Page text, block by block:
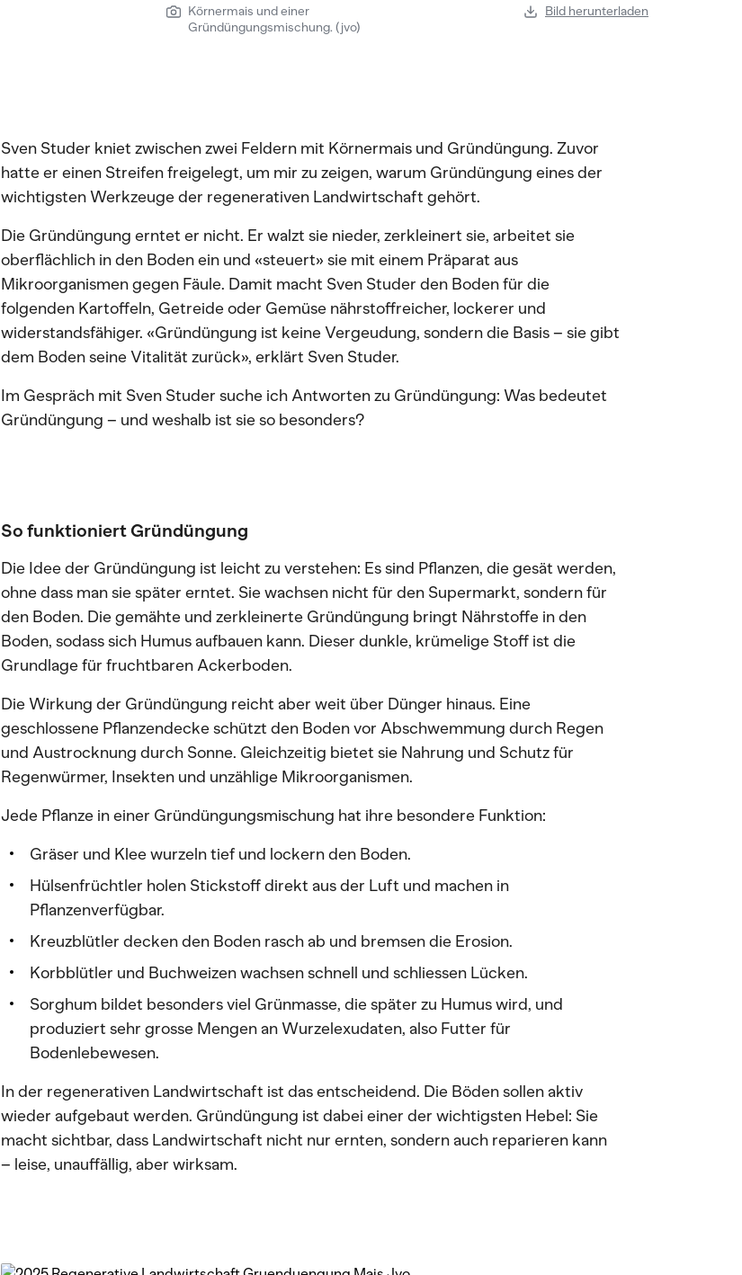
Körnermais und einer
Gründüngungsmischung. (jvo)
Bild herunterladen
Sven Studer kniet zwischen zwei Feldern mit Körnermais und Gründüngung. Zuvor
hatte er einen Streifen freigelegt, um mir zu zeigen, warum Gründüngung eines der
wichtigsten Werkzeuge der regenerativen Landwirtschaft gehört.
Die Gründüngung erntet er nicht. Er walzt sie nieder, zerkleinert sie, arbeitet sie
oberflächlich in den Boden ein und «steuert» sie mit einem Präparat aus
Mikroorganismen gegen Fäule. Damit macht Sven Studer den Boden für die
folgenden Kartoffeln, Getreide oder Gemüse nährstoffreicher, lockerer und
widerstandsfähiger. «Gründüngung ist keine Vergeudung, sondern die Basis – sie gibt
dem Boden seine Vitalität zurück», erklärt Sven Studer.
Im Gespräch mit Sven Studer suche ich Antworten zu Gründüngung: Was bedeutet
Gründüngung – und weshalb ist sie so besonders?
So funktioniert Gründüngung
Die Idee der Gründüngung ist leicht zu verstehen: Es sind Pflanzen, die gesät werden,
ohne dass man sie später erntet. Sie wachsen nicht für den Supermarkt, sondern für
den Boden. Die gemähte und zerkleinerte Gründüngung bringt Nährstoffe in den
Boden, sodass sich Humus aufbauen kann. Dieser dunkle, krümelige Stoff ist die
Grundlage für fruchtbaren Ackerboden.
Die Wirkung der Gründüngung reicht aber weit über Dünger hinaus. Eine
geschlossene Pflanzendecke schützt den Boden vor Abschwemmung durch Regen
und Austrocknung durch Sonne. Gleichzeitig bietet sie Nahrung und Schutz für
Regenwürmer, Insekten und unzählige Mikroorganismen.
Jede Pflanze in einer Gründüngungsmischung hat ihre besondere Funktion:
Gräser und Klee wurzeln tief und lockern den Boden.
Hülsenfrüchtler holen Stickstoff direkt aus der Luft und machen in
Pflanzenverfügbar.
Kreuzblütler decken den Boden rasch ab und bremsen die Erosion.
Korbblütler und Buchweizen wachsen schnell und schliessen Lücken.
Sorghum bildet besonders viel Grünmasse, die später zu Humus wird, und
produziert sehr grosse Mengen an Wurzelexudaten, also Futter für
Bodenlebewesen.
In der regenerativen Landwirtschaft ist das entscheidend. Die Böden sollen aktiv
wieder aufgebaut werden. Gründüngung ist dabei einer der wichtigsten Hebel: Sie
macht sichtbar, dass Landwirtschaft nicht nur ernten, sondern auch reparieren kann
– leise, unauffällig, aber wirksam.